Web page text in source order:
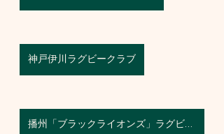
神戸伊川ラグビークラブ